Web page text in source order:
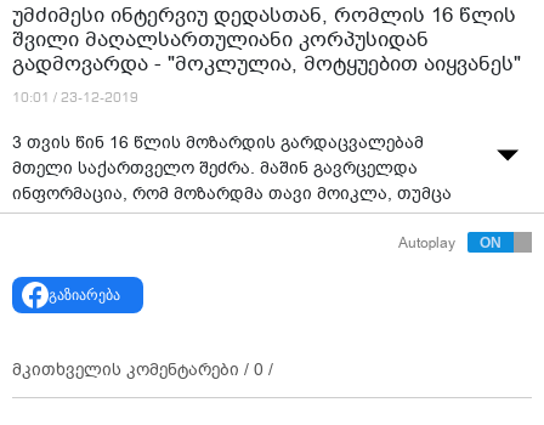
უმძიმესი ინტერვიუ დედასთან, რომლის 16 წლის
შვილი მაღალსართულიანი კორპუსიდან
გადმოვარდა - "მოკლულია, მოტყუებით აიყვანეს"
10:01 / 23-12-2019
3 თვის წინ 16 წლის მოზარდის გარდაცვალებამ
მთელი საქართველო შეძრა. მაშინ გავრცელდა
ინფორმაცია, რომ მოზარდმა თავი მოიკლა, თუმცა
დედა საპირისპიროს ავრცელებს.
Autoplay
გაზიარება
მკითხველის კომენტარები / 0 /